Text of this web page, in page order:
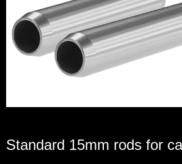
Standard 15mm rods for